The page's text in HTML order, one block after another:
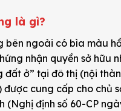
là gì?
bên ngoài có bìa màu
nhận quyền sở hữu
đất ở” tại đô thị (nội
được cung cấp cho chủ
(Nghị định số 60-CP